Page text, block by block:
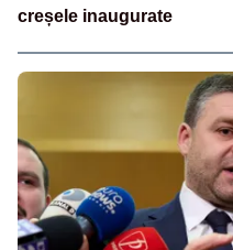
creșele inaugurate